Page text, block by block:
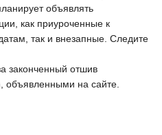
объявлять
как приуроченные к
так и внезапные. Следите
законченный отшив
объявленными на сайте.